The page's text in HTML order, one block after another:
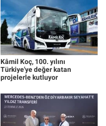
Kâmil Koç, 100. yılını
Türkiye'ye değer katan
projelerle kutluyor